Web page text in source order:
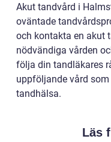
Akut tandvård i
oväntade
och kontakta en akut
nödvändiga vården
följa din tandläkares
uppföljande vård
tandhälsa.
Läs